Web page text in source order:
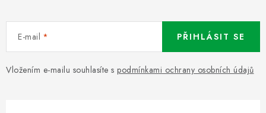
E-mail
Vložením e-mailu souhlasíte s podmínkami ochrany osobních údajů
PŘIHLÁSIT SE